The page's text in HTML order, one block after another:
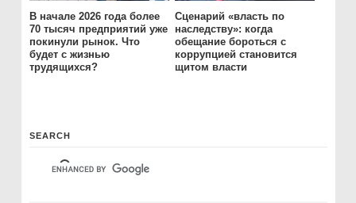
В начале 2026 года более
70 тысяч предприятий уже
покинули рынок. Что
будет с жизнью
трудящихся?
Сценарий «власть по
наследству»: когда
обещание бороться с
коррупцией становится
щитом власти
SEARCH